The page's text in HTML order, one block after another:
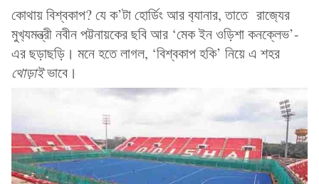
কোথায় বিশ্বকাপ? যে ক’টা হোর্ডিং আর ব‍্যানার, তাতে রাজ‍্যের
মুখ‍্যমন্ত্রী নবীন পট্টনায়কের ছবি আর ‘মেক ইন ওড়িশা কনক্লেভ’-
এর ছড়াছড়ি। মনে হতে লাগল, ‘বিশ্বকাপ হকি’ নিয়ে এ শহর
থোড়াইভাবে।